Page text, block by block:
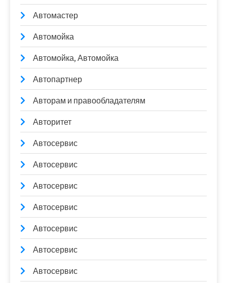
Автомастер
Автомойка
Автомойка, Автомойка
Автопартнер
Авторам и правообладателям
Авторитет
Автосервис
Автосервис
Автосервис
Автосервис
Автосервис
Автосервис
Автосервис